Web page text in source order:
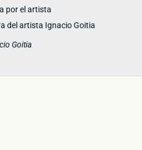
por el artista
del artista Ignacio Goitia
Goitia